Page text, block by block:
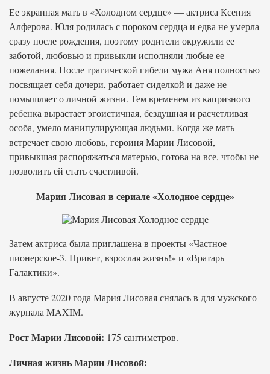
Ее экранная мать в «Холодном сердце» — актриса Ксения
Алферова. Юля родилась с пороком сердца и едва не умерла
сразу после рождения, поэтому родители окружили ее
заботой, любовью и привыкли исполняли любые ее
пожелания. После трагической гибели мужа Аня полностью
посвящает себя дочери, работает сиделкой и даже не
помышляет о личной жизни. Тем временем из капризного
ребенка вырастает эгоистичная, бездушная и расчетливая
особа, умело манипулирующая людьми. Когда же мать
встречает свою любовь, героиня Марии Лисовой,
привыкшая распоряжаться матерью, готова на все, чтобы не
позволить ей стать счастливой.
Мария Лисовая в сериале «Холодное сердце»
Затем актриса была приглашена в проекты «Частное
пионерское-3. Привет, взрослая жизнь!» и «Вратарь
Галактики».
В августе 2020 года Мария Лисовая снялась в для мужского
журнала MAXIM.
Рост Марии Лисовой: 175 сантиметров.
Личная жизнь Марии Лисовой: